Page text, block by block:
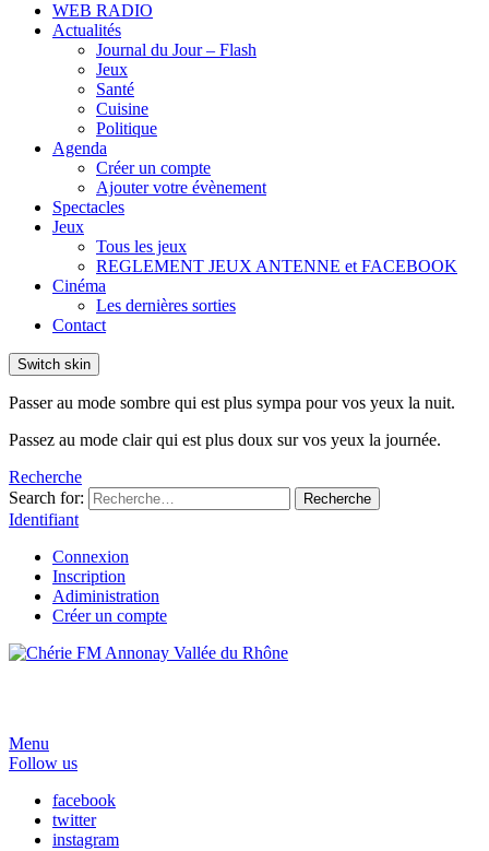
WEB RADIO
Actualités
Journal du Jour – Flash
Jeux
Santé
Cuisine
Politique
Agenda
Créer un compte
Ajouter votre évènement
Spectacles
Jeux
Tous les jeux
REGLEMENT JEUX ANTENNE et FACEBOOK
Cinéma
Les dernières sorties
Contact
Switch skin
Passer au mode sombre qui est plus sympa pour vos yeux la nuit.
Passez au mode clair qui est plus doux sur vos yeux la journée.
Recherche
Search for:
Recherche
Identifiant
Connexion
Inscription
Adiministration
Créer un compte
Menu
Follow us
facebook
twitter
instagram